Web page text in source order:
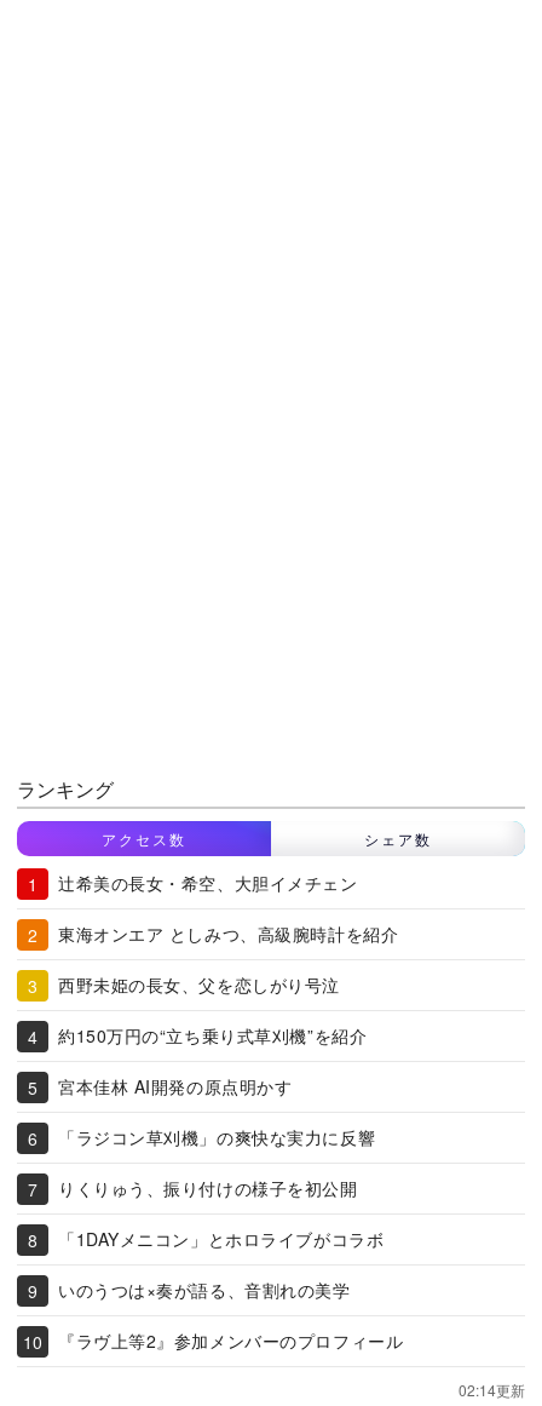
ランキング
アクセス数 シェア数
辻希美の長女・希空、大胆イメチェン
東海オンエア としみつ、高級腕時計を紹介
西野未姫の長女、父を恋しがり号泣
約150万円の“立ち乗り式草刈機”を紹介
宮本佳林 AI開発の原点明かす
「ラジコン草刈機」の爽快な実力に反響
りくりゅう、振り付けの様子を初公開
「1DAYメニコン」とホロライブがコラボ
いのうつは×奏が語る、音割れの美学
『ラヴ上等2』参加メンバーのプロフィール
02:14更新